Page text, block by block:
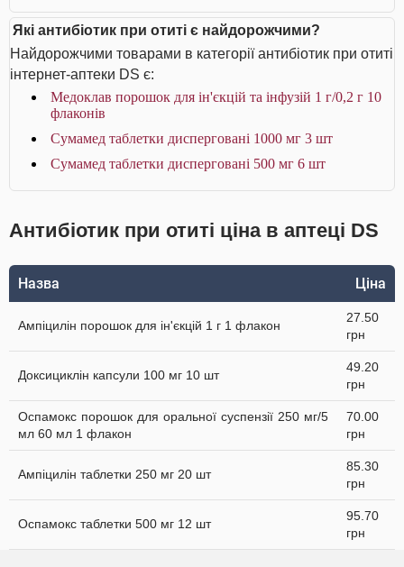
Які антибіотик при отиті є найдорожчими?
Найдорожчими товарами в категорії антибіотик при отиті
інтернет-аптеки DS є:
Медоклав порошок для ін'єкцій та інфузій 1 г/0,2 г 10
флаконів
Сумамед таблетки дисперговані 1000 мг 3 шт
Сумамед таблетки дисперговані 500 мг 6 шт
Антибіотик при отиті ціна в аптеці DS
Назва Ціна
Ампіцилін порошок для ін'єкцій 1 г 1 флакон
27.50
грн
Доксициклін капсули 100 мг 10 шт
49.20
грн
Оспамокс порошок для оральної суспензії 250 мг/5
мл 60 мл 1 флакон
70.00
грн
Ампіцилін таблетки 250 мг 20 шт
85.30
грн
Оспамокс таблетки 500 мг 12 шт
95.70
грн